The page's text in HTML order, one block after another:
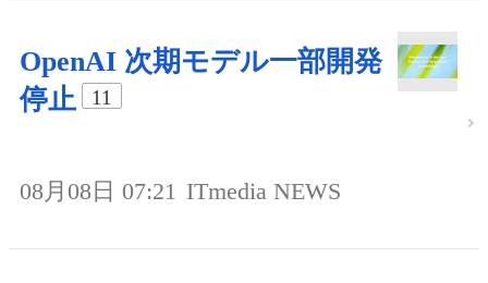
OpenAI 次期モデル一部開発
停止
11
08月08日 07:21 ITmedia NEWS